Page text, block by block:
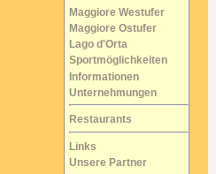
Maggiore Westufer
Maggiore Ostufer
Lago d'Orta
Sportmöglichkeiten
Informationen
Unternehmungen
Restaurants
Links
Unsere Partner